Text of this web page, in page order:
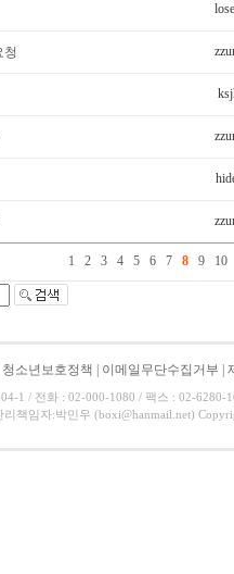
청
1 2 3 4 5 6 7 8 9 10
청소년보호정책 이메일무단수집거부
1 / 전화 : 02-000-1080 / 팩스 : 02-
책임자:박민우 (boxi@hanmail.net)